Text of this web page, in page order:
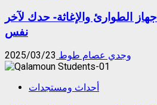
الطوارئ والإغاثة- حدك لآخر
نفس
وجدي عصام طوط 2025/03/23
أحداث ومستجدات